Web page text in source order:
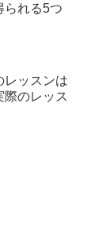
られる5つ
レッスンは
際のレッス